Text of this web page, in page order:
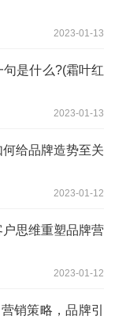
2023-01-13
是什么?(霜叶红
2023-01-13
给品牌造势至关
2023-01-12
思维重塑品牌营
2023-01-12
销策略，品牌引